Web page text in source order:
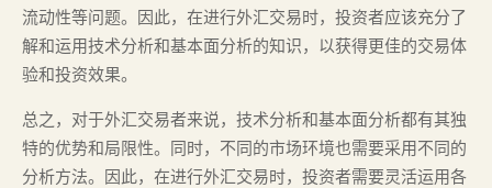
流动性等问题。因此，在进行外汇交易时，投资者应该充分了
解和运用技术分析和基本面分析的知识，以获得更佳的交易体
验和投资效果。
总之，对于外汇交易者来说，技术分析和基本面分析都有其独
特的优势和局限性。同时，不同的市场环境也需要采用不同的
分析方法。因此，在进行外汇交易时，投资者需要灵活运用各